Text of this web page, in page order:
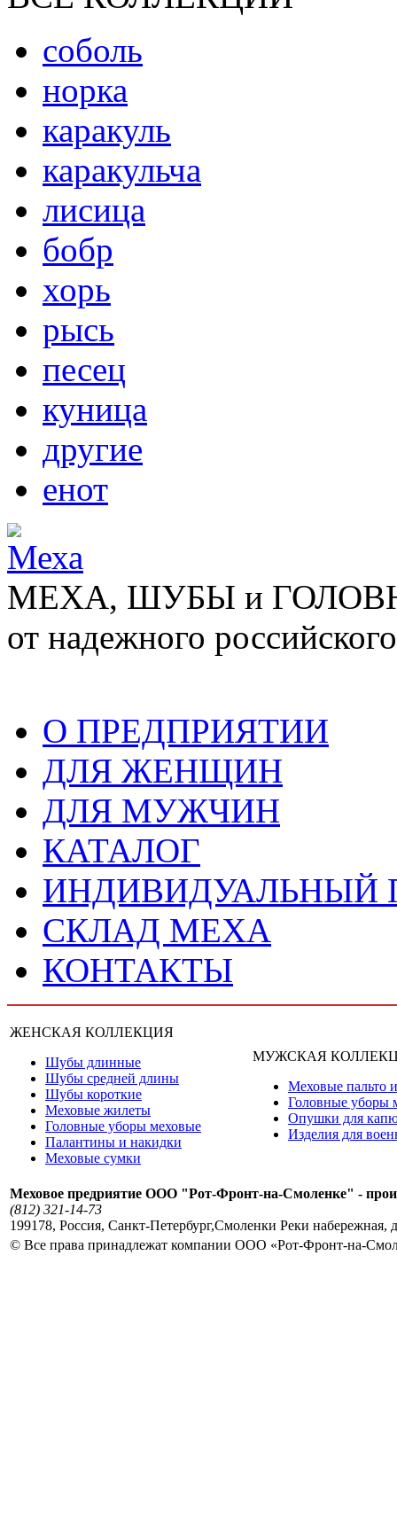
соболь
норка
каракуль
каракульча
лисица
бобр
хорь
рысь
песец
куница
другие
енот
МЕХА, ШУБЫ и
от надежного
О ПРЕДПРИЯТИИ
ДЛЯ ЖЕНЩИН
ДЛЯ МУЖЧИН
КАТАЛОГ
ИНДИВИДУАЛЬНЫЙ
СКЛАД МЕХА
КОНТАКТЫ
ЖЕНСКАЯ КОЛЛЕКЦИЯ
Шубы длинные
Шубы средней длины
Шубы короткие
Меховые жилеты
Головные уборы меховые
Палантины и накидки
Меховые сумки
МУЖСКАЯ
Меховые пальто
Головные уборы
Опушки для
Изделия для
Меховое предриятие ООО "Рот-Фронт-на-Смоленке" -
(812) 321-14-73
199178, Россия, Санкт-Петербург,Смоленки Реки набережная,
© Все права принадлежат компании ООО «Рот-Фронт-на-